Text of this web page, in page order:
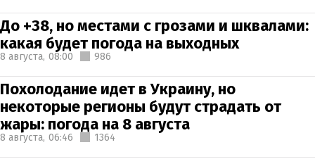
До +38, но местами с грозами и шквалами:
какая будет погода на выходных
8 августа, 08:00 986
Похолодание идет в Украину, но
некоторые регионы будут страдать от
жары: погода на 8 августа
8 августа, 06:46 1364